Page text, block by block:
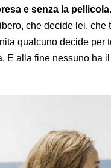
e senza la pellicola.
che decide lei,
qualcuno decide per
E alla fine nessuno ha